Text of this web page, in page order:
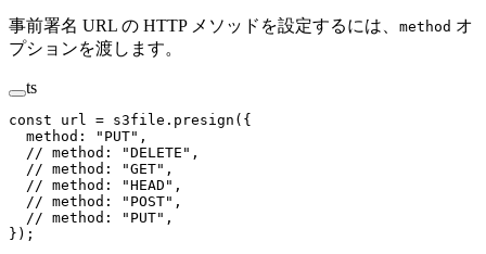
事前署名 URL の HTTP メソッドを設定するには、 method オ
プションを渡します。
ts
const url = s3file. presign ({
  method:
"PUT" ,
  // method: "DELETE",
  // method: "GET",
  // method: "HEAD",
  // method: "POST",
  // method: "PUT",
});